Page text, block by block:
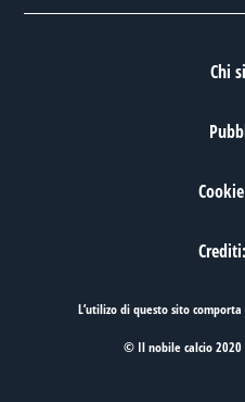
Chi
L’utilizo di questo sito comporta
© Il nobile calcio